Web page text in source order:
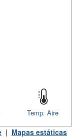
Temp. Aire
| Mapas estáticas